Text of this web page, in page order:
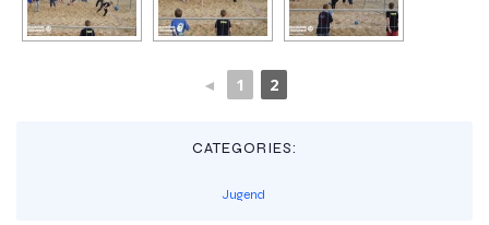
◄ 1 2
CATEGORIES:
Jugend